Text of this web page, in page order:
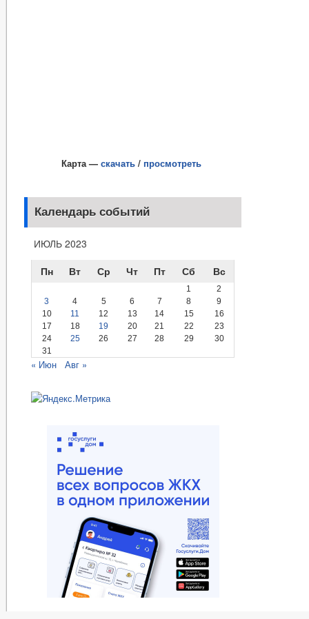
Карта — скачать / просмотреть
Календарь событий
ИЮЛЬ 2023
Пн
Вт Ср Чт Пт Сб Вс
1
2
3
4 5 6 7 8
9
10
11 12 13 14 15
16
17
18 19 20 21 22
23
24
25 26 27 28 29
30
31
« Июн Авг »